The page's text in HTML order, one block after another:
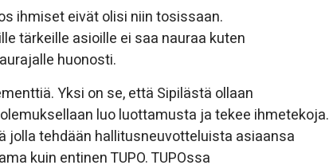
ihmiset eivät olisi niin tosissaan.
tärkeille asioille ei saa nauraa kuten
huonosti.
Yksi on se, että Sipilästä ollaan
luo luottamusta ja tekee ihmetekoja.
jolla tehdään hallitusneuvotteluista asiaansa
kuin entinen TUPO. TUPOssa